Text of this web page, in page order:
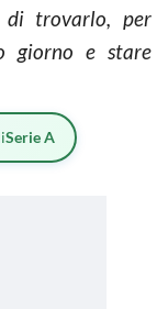
di trovarlo, per
giorno e stare
Serie A